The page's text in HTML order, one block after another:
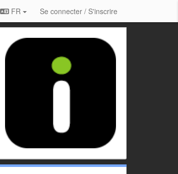
FR Se connecter / S'inscrire